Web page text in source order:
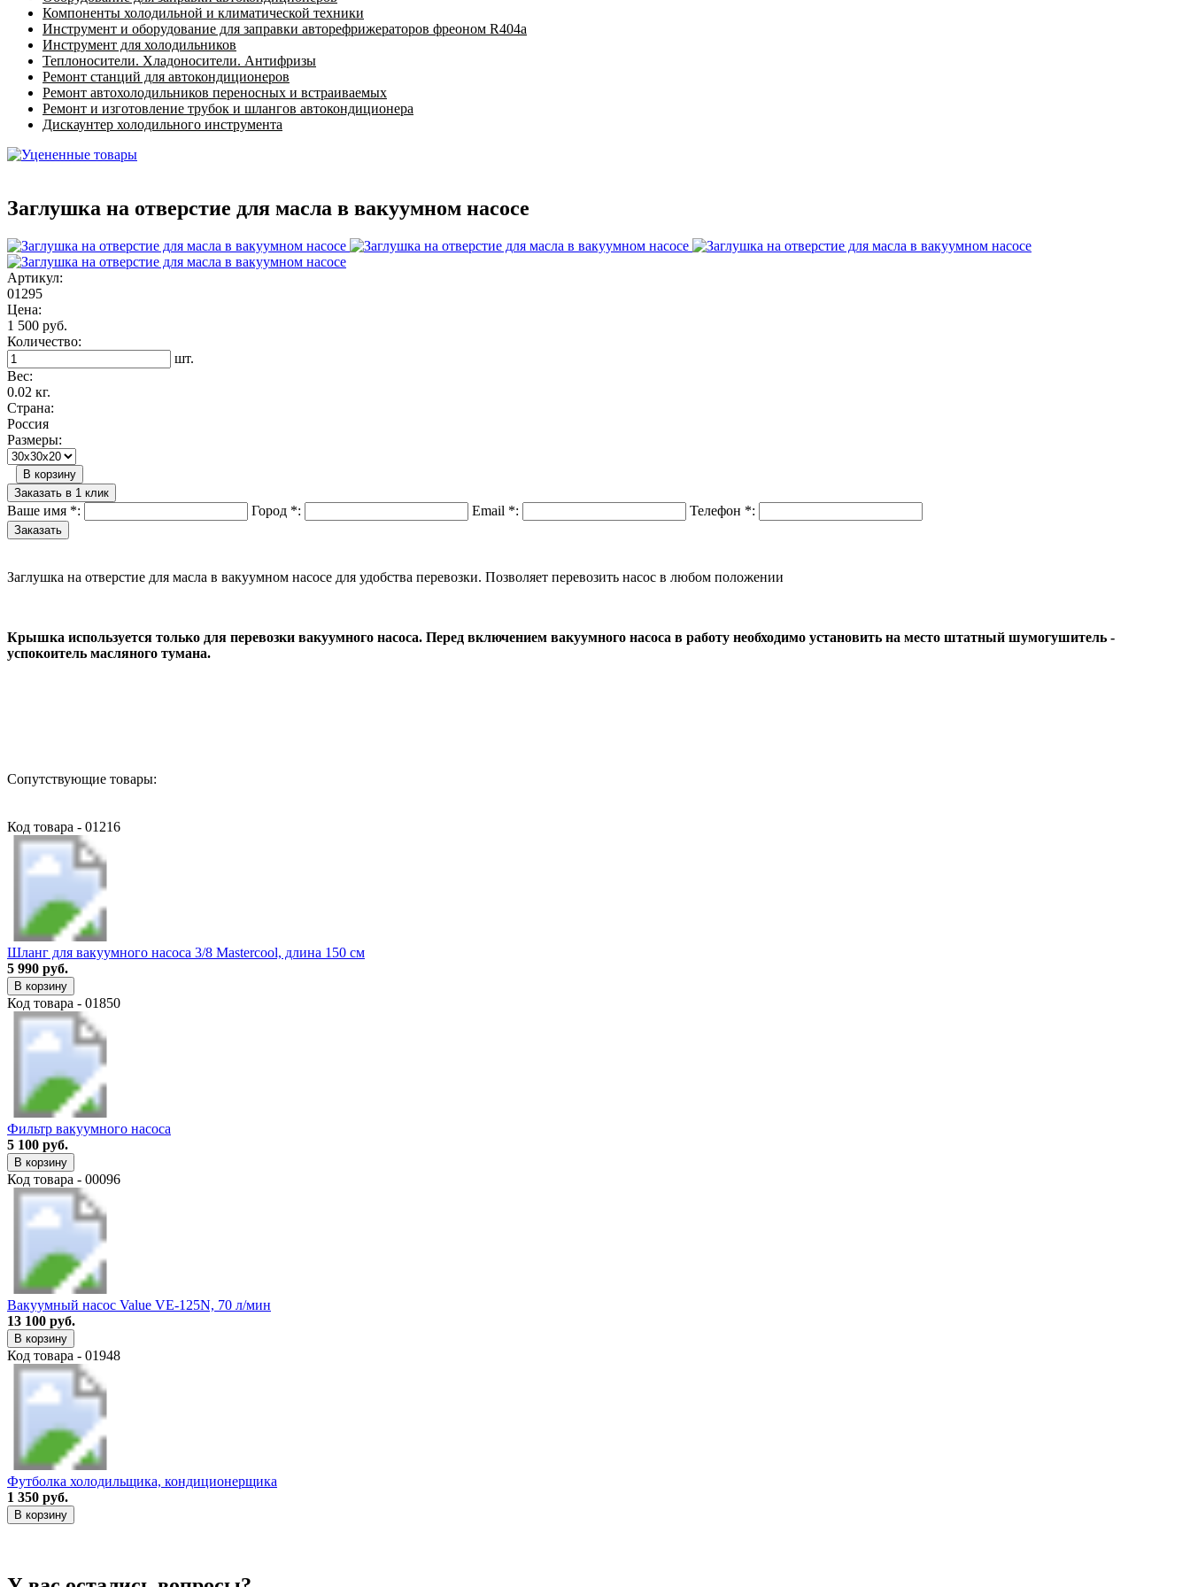
Компоненты холодильной и климатической техники
Инструмент и оборудование для заправки авторефрижераторов фреоном R404a
Инструмент для холодильников
Теплоносители. Хладоносители. Антифризы
Ремонт станций для автокондиционеров
Ремонт автохолодильников переносных и встраиваемых
Ремонт и изготовление трубок и шлангов автокондиционера
Дискаунтер холодильного инструмента
Заглушка на отверстие для масла в вакуумном насосе
Артикул:
01295
Цена:
1 500 руб.
Количество:
шт.
Вес:
0.02 кг.
Страна:
Россия
Размеры:
В корзину
Заказать в 1 клик
Ваше имя *: Город *: Email *: Телефон *:
Заглушка на отверстие для масла в вакуумном насосе для удобства перевозки. Позволяет перевозить насос в любом положении
Крышка используется только для перевозки вакуумного насоса. Перед включением вакуумного насоса в работу необходимо установить на место штатный шумогушитель -
успокоитель масляного тумана.
Сопутствующие товары:
Код товара - 01216
Шланг для вакуумного насоса 3/8 Mastercool, длина 150 см
5 990 руб.
В корзину
Код товара - 01850
Фильтр вакуумного насоса
5 100 руб.
В корзину
Код товара - 00096
Вакуумный насос Value VE-125N, 70 л/мин
13 100 руб.
В корзину
Код товара - 01948
Футболка холодильщика, кондиционерщика
1 350 руб.
В корзину